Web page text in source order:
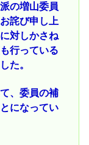
の増山委員
詫び申し上
対しかさね
行っている
た。
、委員の補
になってい